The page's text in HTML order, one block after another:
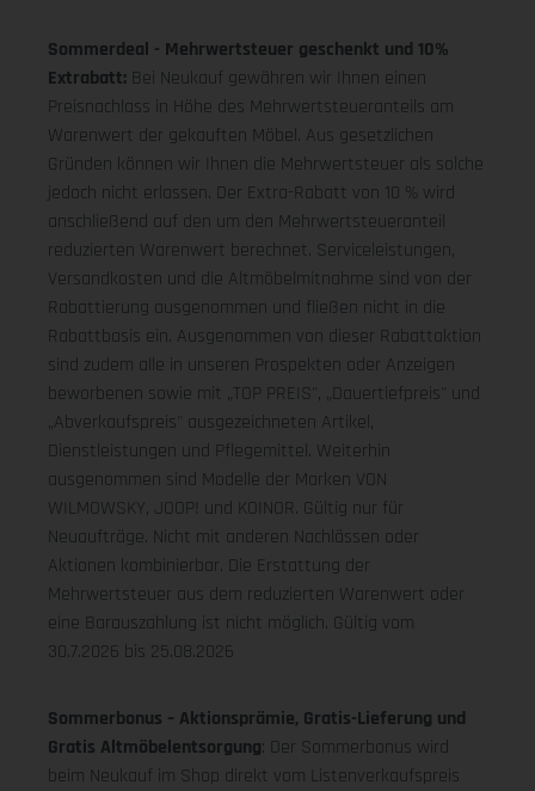
Sommerdeal - Mehrwertsteuer geschenkt und 10%
Extrabatt: Bei Neukauf gewähren wir Ihnen einen
Preisnachlass in Höhe des Mehrwertsteueranteils am
Warenwert der gekauften Möbel. Aus gesetzlichen
Gründen können wir Ihnen die Mehrwertsteuer als solche
jedoch nicht erlassen. Der Extra-Rabatt von 10 % wird
anschließend auf den um den Mehrwertsteueranteil
reduzierten Warenwert berechnet. Serviceleistungen,
Versandkosten und die Altmöbelmitnahme sind von der
Rabattierung ausgenommen und fließen nicht in die
Rabattbasis ein. Ausgenommen von dieser Rabattaktion
sind zudem alle in unseren Prospekten oder Anzeigen
beworbenen sowie mit „TOP PREIS", „Dauertiefpreis" und
„Abverkaufspreis" ausgezeichneten Artikel,
Dienstleistungen und Pflegemittel. Weiterhin
ausgenommen sind Modelle der Marken VON
WILMOWSKY, JOOP! und KOINOR. Gültig nur für
Neuaufträge. Nicht mit anderen Nachlässen oder
Aktionen kombinierbar. Die Erstattung der
Mehrwertsteuer aus dem reduzierten Warenwert oder
eine Barauszahlung ist nicht möglich. Gültig vom
30.7.2026 bis 25.08.2026
Sommerbonus – Aktionsprämie, Gratis-Lieferung und
Gratis Altmöbelentsorgung: Der Sommerbonus wird
beim Neukauf im Shop direkt vom Listenverkaufspreis